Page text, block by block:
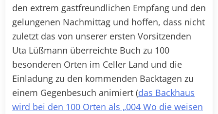
den extrem gastfreundlichen Empfang und den
gelungenen Nachmittag und hoffen, dass nicht
zuletzt das von unserer ersten Vorsitzenden
Uta Lüßmann überreichte Buch zu 100
besonderen Orten im Celler Land und die
Einladung zu den kommenden Backtagen zu
einem Gegenbesuch animiert (das Backhaus
wird bei den 100 Orten als „004 Wo die weisen